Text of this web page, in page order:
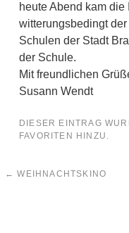
heute Abend kam
witterungsbedingt
Schulen der Stadt
der Schule.
Mit freundlichen
Susann Wendt
DIESER EINTRAG
FAVORITEN HINZU.
← WEIHNACHTSKINO